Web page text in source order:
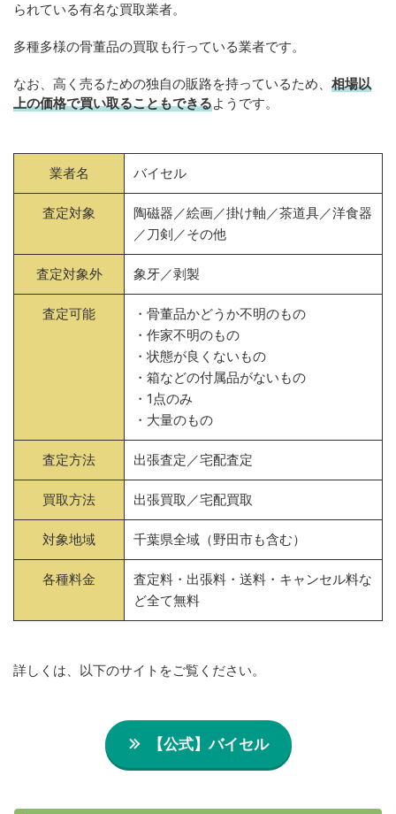
られている有名な買取業者。
多種多様の骨董品の買取も行っている業者です。
なお、高く売るための独自の販路を持っているため、 相場以
上の価格で買い取ることもできるようです。
業者名 バイセル
査定対象
陶磁器／絵画／掛け軸／茶道具／洋食器
／刀剣／その他
査定対象外 象牙／剥製
査定可能
・骨董品かどうか不明のもの
・作家不明のもの
・状態が良くないもの
・箱などの付属品がないもの
・1点のみ
・大量のもの
査定方法 出張査定／宅配査定
買取方法 出張買取／宅配買取
対象地域 千葉県全域（野田市も含む）
各種料金
査定料・出張料・送料・キャンセル料な
ど全て無料
詳しくは、以下のサイトをご覧ください。
【公式】バイセル